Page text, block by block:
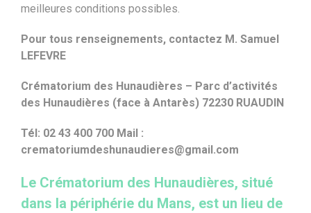
meilleures conditions possibles.
Pour tous renseignements, contactez M. Samuel
LEFEVRE
Crématorium des Hunaudières – Parc d’activités
des Hunaudières (face à Antarès) 72230 RUAUDIN
Tél: 02 43 400 700 Mail :
crematoriumdeshunaudieres@gmail.com
Le Crématorium des Hunaudières, situé
dans la périphérie du Mans, est un lieu de